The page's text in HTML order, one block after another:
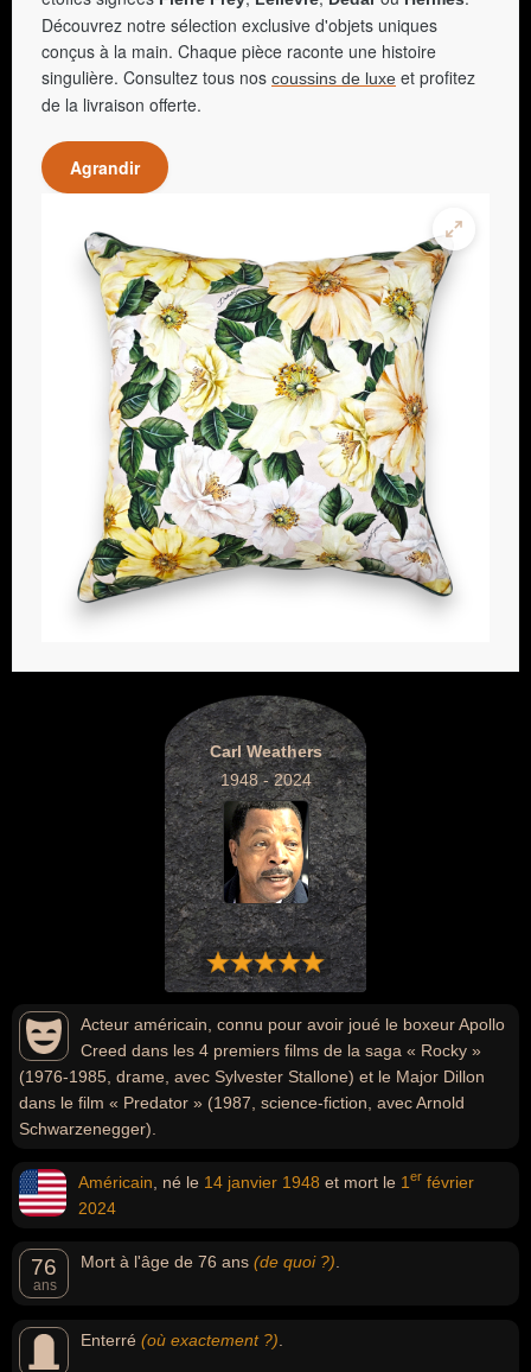
Découvrez notre sélection exclusive d'objets uniques
conçus à la main. Chaque pièce raconte une histoire
singulière. Consultez tous nos coussins de luxe et profitez
de la livraison offerte.
Agrandir
Carl Weathers
1948 - 2024
Acteur américain, connu pour avoir joué le boxeur Apollo
Creed dans les 4 premiers films de la saga « Rocky »
(1976-1985, drame, avec Sylvester Stallone) et le Major Dillon
dans le film « Predator » (1987, science-fiction, avec Arnold
Schwarzenegger).
Américain , né le 14 janvier 1948 et mort le 1 er février
2024
76
ans
Mort à l'âge de 76 ans (de quoi ?)
Enterré (où exactement ?)